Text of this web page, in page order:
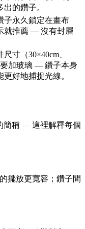
的鑽子。
子永久鎖定在畫布
就推薦 — 沒有封層
寸（30×40cm、
要加玻璃 — 鑽子本身
好地捕捉光線。
簡稱 — 這裡解釋每個
擺放更寬容；鑽子間